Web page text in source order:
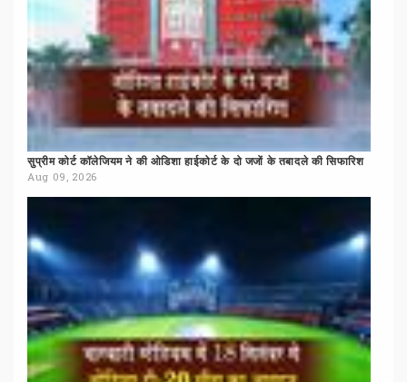
सुप्रीम कोर्ट कॉलेजियम ने की ओडिशा हाईकोर्ट के दो जजों के तबादले की सिफारिश
Aug 09, 2026